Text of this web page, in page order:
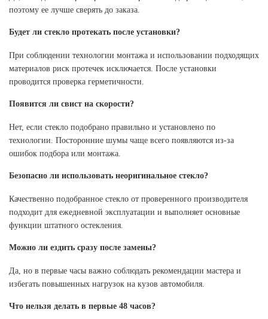
поэтому ее лучше сверять до заказа.
Будет ли стекло протекать после установки?
При соблюдении технологии монтажа и использовании подходящих
материалов риск протечек исключается. После установки
проводится проверка герметичности.
Появится ли свист на скорости?
Нет, если стекло подобрано правильно и установлено по
технологии. Посторонние шумы чаще всего появляются из-за
ошибок подбора или монтажа.
Безопасно ли использовать неоригинальное стекло?
Качественно подобранное стекло от проверенного производителя
подходит для ежедневной эксплуатации и выполняет основные
функции штатного остекления.
Можно ли ездить сразу после замены?
Да, но в первые часы важно соблюдать рекомендации мастера и
избегать повышенных нагрузок на кузов автомобиля.
Что нельзя делать в первые 48 часов?